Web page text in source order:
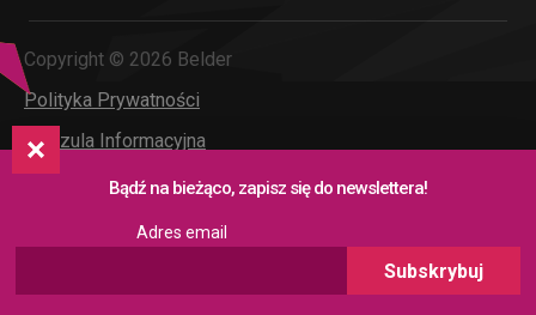
Bądź na bieżąco, zapisz się do newslettera!
Adres email
Copyright © 2026 Belder
Polityka Prywatności
Klauzula Informacyjna